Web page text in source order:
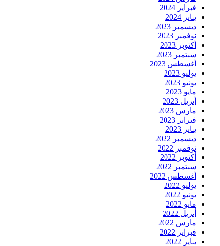
فبراير 2024
يناير 2024
ديسمبر 2023
نوفمبر 2023
أكتوبر 2023
سبتمبر 2023
أغسطس 2023
يوليو 2023
يونيو 2023
مايو 2023
أبريل 2023
مارس 2023
فبراير 2023
يناير 2023
ديسمبر 2022
نوفمبر 2022
أكتوبر 2022
سبتمبر 2022
أغسطس 2022
يوليو 2022
يونيو 2022
مايو 2022
أبريل 2022
مارس 2022
فبراير 2022
يناير 2022